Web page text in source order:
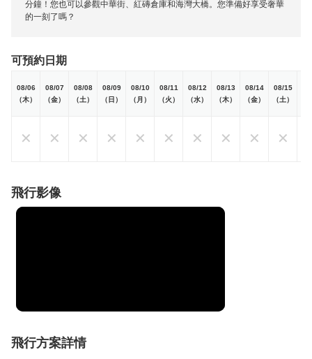
分鐘！您也可以參觀中華街、紅磚倉庫和海灣大橋。您準備好享受奢華
的一刻了嗎？
可預約日期
08/06
（木）
08/07
（金）
08/08
（土）
08/09
（日）
08/10
（月）
08/11
（火）
08/12
（水）
08/13
（木）
08/14
（金）
08/15
（土）
✕ ✕ ✕ ✕ ✕ ✕ ✕ ✕ ✕ ✕
飛行影像
飛行方案詳情